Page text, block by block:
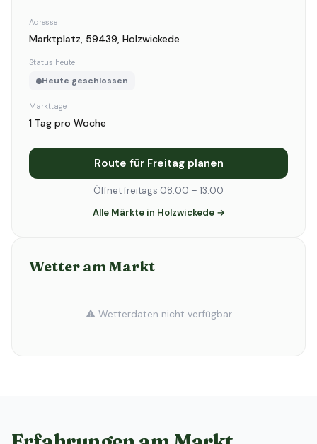
Adresse
Marktplatz, 59439, Holzwickede
Status heute
Heute geschlossen
Markttage
1 Tag pro Woche
Route für Freitag planen
Öffnet freitags 08:00 – 13:00
Alle Märkte in Holzwickede →
Wetter am Markt
⚠️ Wetterdaten nicht verfügbar